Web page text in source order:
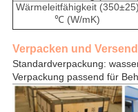
Wärmeleitfähigkeit (350±25)
℃ (W/mK)
Verpacken und
Standardverpackung:
Verpackung passend für